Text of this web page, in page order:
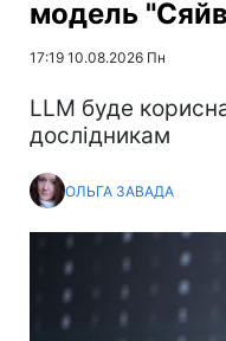
модель
17:19 10.08.2026 Пн
LLM буде
дослідникам
ОЛЬГА ЗАВАДА